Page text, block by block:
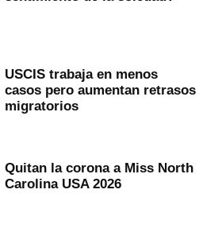
USCIS trabaja en menos
casos pero aumentan retrasos
migratorios
Quitan la corona a Miss North
Carolina USA 2026